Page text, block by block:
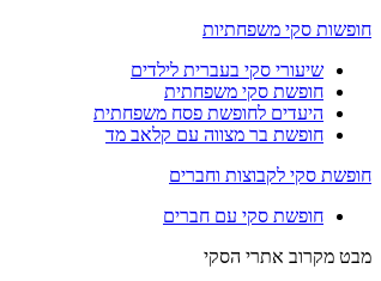
חופשות סקי משפחתיות
שיעורי סקי בעברית לילדים
חופשת סקי משפחתית
היעדים לחופשת פסח משפחתית
חופשת בר מצווה עם קלאב מד
חופשת סקי לקבוצות וחברים
חופשת סקי עם חברים
מבט מקרוב אתרי הסקי